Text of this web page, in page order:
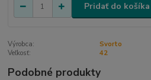
Pridať do košíka
Výrobca:
Svorto
Veľkosť:
42
Podobné produkty